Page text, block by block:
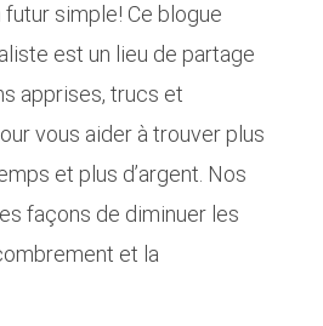
futur simple! Ce blogue
est un lieu de partage
apprises, trucs et
vous aider à trouver plus
et plus d’argent. Nos
façons de diminuer les
et la